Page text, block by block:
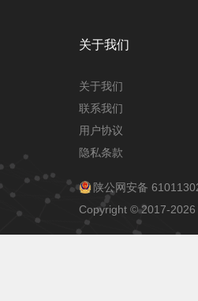
关于我们
关于我们
联系我们
用户协议
隐私条款
陕公网安备
Copyright © 2017-2026